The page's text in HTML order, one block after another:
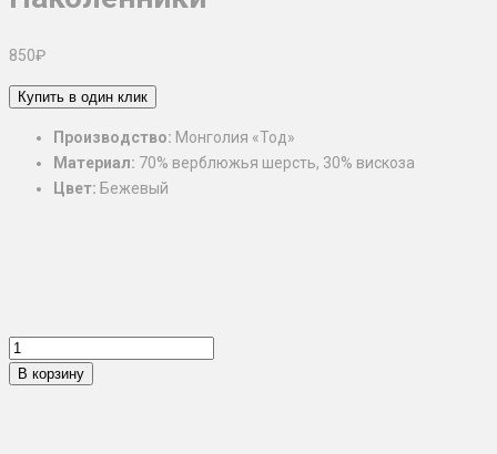
850₽
Купить в один клик
Производство: Монголия «Тод»
Материал: 70% верблюжья шерсть, 30% вискоза
Цвет: Бежевый
В корзину